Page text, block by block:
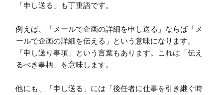
「申し送る」も丁重語です。
例えば、「メールで企画の詳細を申し送る」ならば「メ
ールで企画の詳細を伝える」という意味になります。
「申し送り事項」という言葉もあります。これは「伝え
るべき事柄」を意味します。
他にも、「申し送る」には「後任者に仕事を引き継ぐ時